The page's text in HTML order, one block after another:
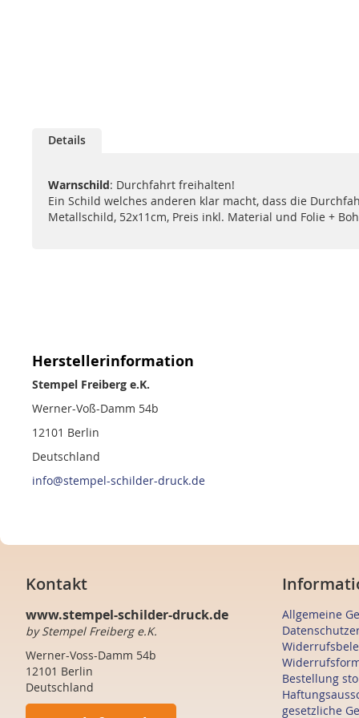
der
springen
Details
Warnschild: Durchfahrt freihalten!
Ein Schild welches anderen klar macht, dass die
Metallschild, 52x11cm, Preis inkl. Material und Folie +
Herstellerinformation
Stempel Freiberg e.K.
Werner-Voß-Damm 54b
12101 Berlin
Deutschland
info@stempel-schilder-druck.de
Kontakt
www.stempel-schilder-druck.de
by Stempel Freiberg e.K.
Werner-Voss-Damm 54b
12101 Berlin
Deutschland
Allgemeine
Bestellung
gesetzliche